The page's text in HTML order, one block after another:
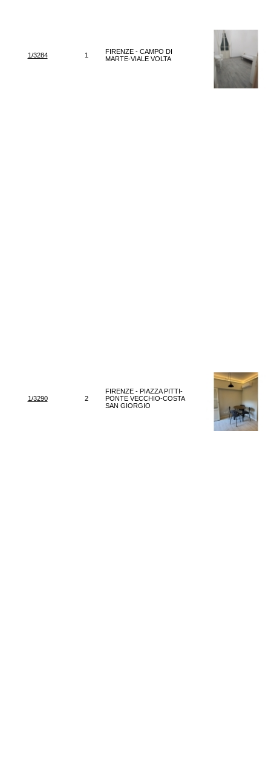
1/3284 1
FIRENZE - CAMPO DI
MARTE-VIALE VOLTA
1/3290 2
FIRENZE - PIAZZA PITTI-
PONTE VECCHIO-COSTA
SAN GIORGIO